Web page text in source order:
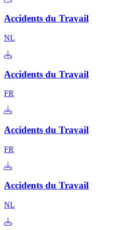
Accidents du Travail
NL
Accidents du Travail
FR
Accidents du Travail
FR
Accidents du Travail
NL